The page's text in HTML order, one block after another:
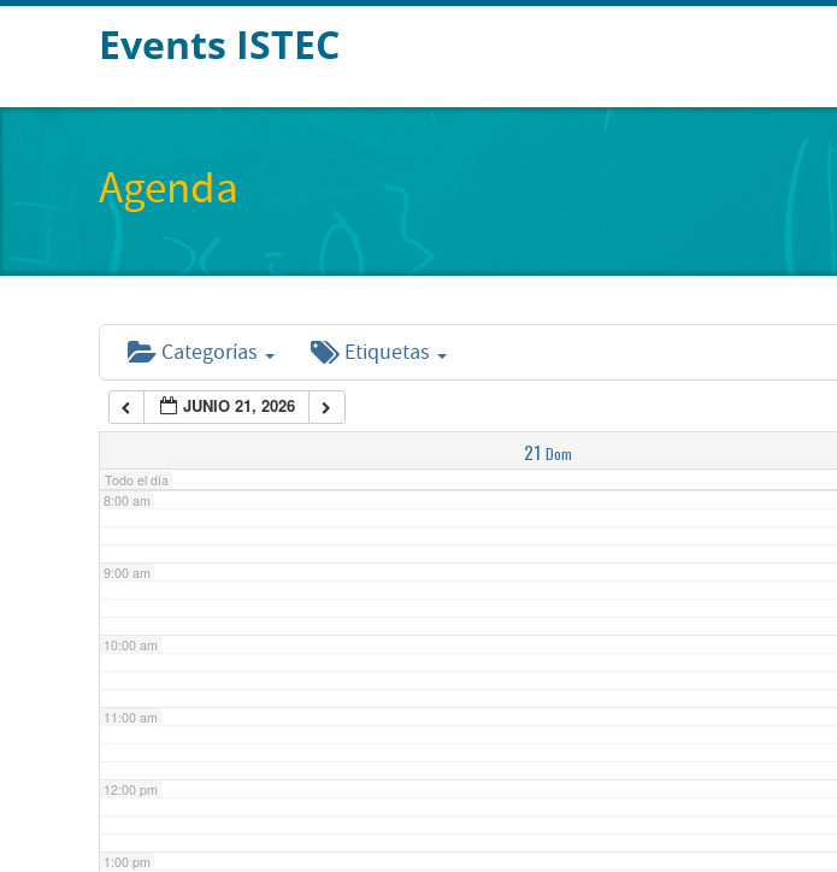
Events ISTEC
Agenda
Categorías Etiquetas
JUNIO 21, 2026
21 Dom
Todo el día
4:00 am
6:00 am
7:00 am
8:00 am
9:00 am
10:00 am
11:00 am
12:00 pm
1:00 pm